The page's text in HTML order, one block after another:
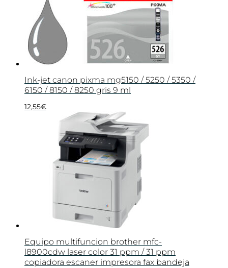
Ink-jet canon pixma mg5150 / 5250 / 5350 /
6150 / 8150 / 8250 gris 9 ml
12,55€
Equipo multifuncion brother mfc-
l8900cdw laser color 31 ppm / 31 ppm
copiadora escaner impresora fax bandeja